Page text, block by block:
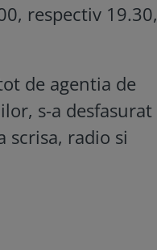
respectiv 19.30,
de agentia de
s-a desfasurat
scrisa, radio si